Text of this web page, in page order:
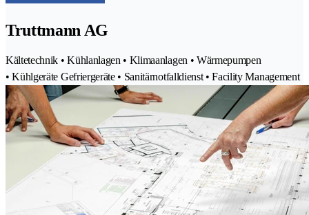
Truttmann AG
Kältetechnik • Kühlanlagen • Klimaanlagen • Wärmepumpen
• Kühlgeräte Gefriergeräte • Sanitärnotfalldienst • Facility Management